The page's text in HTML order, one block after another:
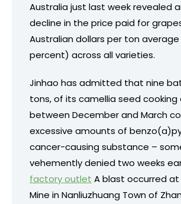
Australia just last week revealed
decline in the price paid for
Australian dollars per ton average
percent) across all varieties.
Jinhao has admitted that nine
tons, of its camellia seed cooking
between December and March
excessive amounts of
cancer-causing substance –
vehemently denied two weeks
factory outlet A blast occurred at
Mine in Nanliuzhuang Town of